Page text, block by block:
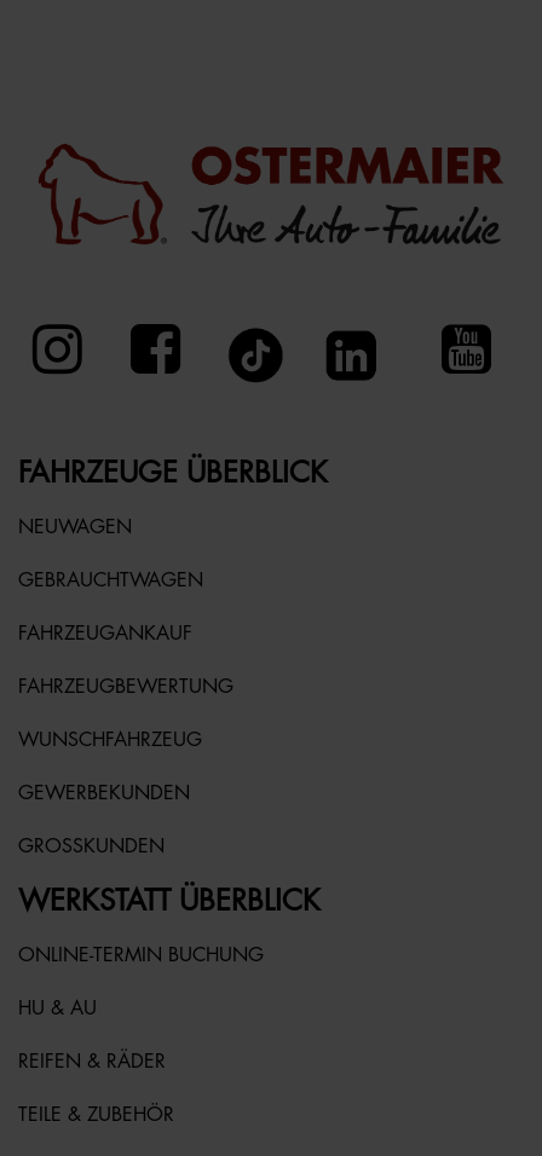
FAHRZEUGE ÜBERBLICK
NEUWAGEN
GEBRAUCHTWAGEN
FAHRZEUGANKAUF
FAHRZEUGBEWERTUNG
WUNSCHFAHRZEUG
GEWERBEKUNDEN
GROSSKUNDEN
WERKSTATT ÜBERBLICK
ONLINE-TERMIN BUCHUNG
HU & AU
REIFEN & RÄDER
TEILE & ZUBEHÖR